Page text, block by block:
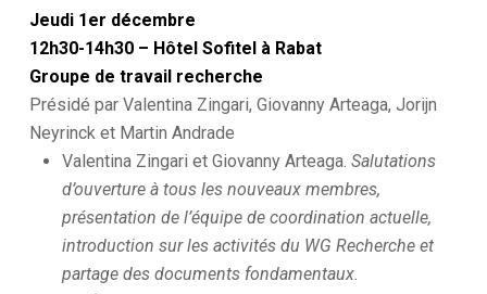
Jeudi 1er décembre
12h30-14h30 – Hôtel Sofitel à Rabat
Groupe de travail recherche
Présidé par Valentina Zingari, Giovanny Arteaga, Jorijn
Neyrinck et Martin Andrade
Valentina Zingari et Giovanny Arteaga. Salutations
d’ouverture à tous les nouveaux membres,
présentation de l’équipe de coordination actuelle,
introduction sur les activités du WG Recherche et
partage des documents fondamentaux.